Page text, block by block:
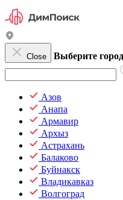
Close Выберите город
Азов
Анапа
Армавир
Архыз
Астрахань
Балаково
Буйнакск
Владикавказ
Волгоград